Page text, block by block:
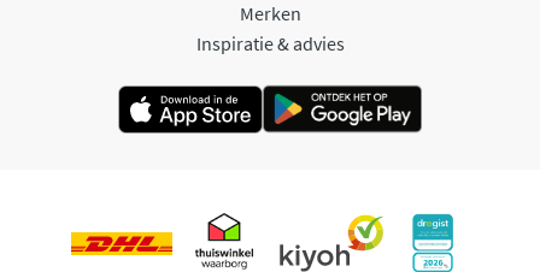
Merken
Inspiratie & advies